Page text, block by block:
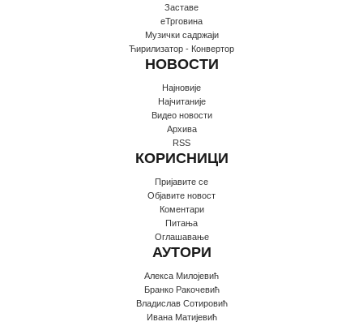
Заставе
еТрговина
Музички садржаји
Ћирилизатор - Конвертор
НОВОСТИ
Најновије
Најчитаније
Видео новости
Архива
RSS
КОРИСНИЦИ
Пријавите се
Oбјавите новост
Коментари
Питања
Оглашавање
АУТОРИ
Алекса Милојевић
Бранко Ракочевић
Владислав Сотировић
Ивана Матијевић